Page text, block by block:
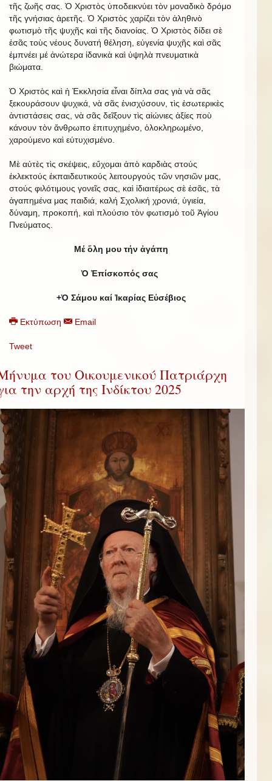
τῆς ζωῆς σας. Ὁ Χριστὸς ὑποδεικνύει τὸν μοναδικὸ δρόμο
τῆς γνήσιας ἀρετῆς. Ὁ Χριστὸς χαρίζει τὸν ἀληθινὸ
φωτισμὸ τῆς ψυχῆς καὶ τῆς διανοίας. Ὁ Χριστὸς δίδει σὲ
ἐσᾶς τοὺς νέους δυνατή θέληση, εὐγενία ψυχῆς καὶ σᾶς
ἐμπνέει μέ ἀνώτερα ἰδανικὰ καὶ ὑψηλὰ πνευματικὰ
βιώματα.
Ὁ Χριστὸς καὶ ἡ Ἐκκλησία εἶναι δίπλα σας γιὰ νὰ σᾶς
ξεκουράσουν ψυχικά, νὰ σᾶς ἐνισχύσουν, τὶς ἐσωτερικὲς
ἀντιστάσεις σας, νὰ σᾶς δεῖξουν τὶς αἰώνιες ἀξίες ποὺ
κάνουν τὸν ἄνθρωπο ἐπιτυχημένο, ὁλοκληρωμένο,
χαρούμενο καὶ εὐτυχισμένο.
Μὲ αὐτὲς τὶς σκέψεις, εὔχομαι ἀπὸ καρδιὰς στούς
ἐκλεκτούς ἐκπαιδευτικούς λειτουργούς τῶν νησιῶν μας,
στούς φιλότιμους γονεῖς σας, καὶ ἰδιαιτέρως σὲ ἐσᾶς, τὰ
ἀγαπημένα μας παιδιά, καλή Σχολική χρονιά, ὑγιεία,
δύναμη, προκοπή, καὶ πλούσιο τὸν φωτισμὸ τοῦ Ἁγίου
Πνεύματος.
Μέ ὅλη μου τήν ἀγάπη
Ὁ Ἐπίσκοπός σας
+Ὁ Σάμου καί Ἰκαρίας Εὐσέβιος
Εκτύπωση Email
Tweet
του Οικουμενικού Πατριάρχη
την αρχή της Ινδίκτου 2025